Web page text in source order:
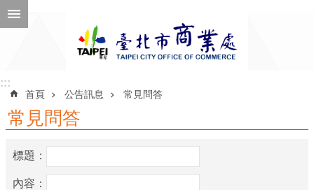
跳到主要內容區塊
訊
::::::
首頁 公告訊息 常見問答
常見問答
標題：
內容：